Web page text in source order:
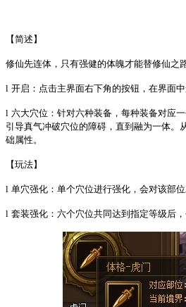
【简述】
修仙先连体，只有强健的体魄才能替修仙之
l 开启：点击主界面右下角的按钮，在界面
l 六大穴位：针对六种装备，每种装备对应
引导真气冲破穴位的障碍，直到融为一体。
础属性。
【玩法】
l 单穴强化：单个穴位进行强化，会对该部
l 套装强化：六个穴位共同达到指定等级后，